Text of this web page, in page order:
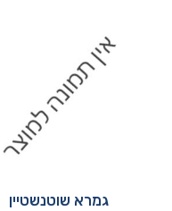
גמרא שוטנשטיין